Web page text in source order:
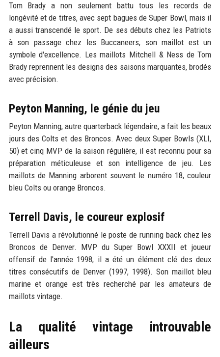
Tom Brady a non seulement battu tous les records de
longévité et de titres, avec sept bagues de Super Bowl, mais il
a aussi transcendé le sport. De ses débuts chez les Patriots
à son passage chez les Buccaneers, son maillot est un
symbole d'excellence. Les maillots Mitchell & Ness de Tom
Brady reprennent les designs des saisons marquantes, brodés
avec précision.
Peyton Manning, le génie du jeu
Peyton Manning, autre quarterback légendaire, a fait les beaux
jours des Colts et des Broncos. Avec deux Super Bowls (XLI,
50) et cinq MVP de la saison régulière, il est reconnu pour sa
préparation méticuleuse et son intelligence de jeu. Les
maillots de Manning arborent souvent le numéro 18, couleur
bleu Colts ou orange Broncos.
Terrell Davis, le coureur explosif
Terrell Davis a révolutionné le poste de running back chez les
Broncos de Denver. MVP du Super Bowl XXXII et joueur
offensif de l'année 1998, il a été un élément clé des deux
titres consécutifs de Denver (1997, 1998). Son maillot bleu
marine et orange est très recherché par les amateurs de
maillots vintage.
La qualité vintage introuvable
ailleurs